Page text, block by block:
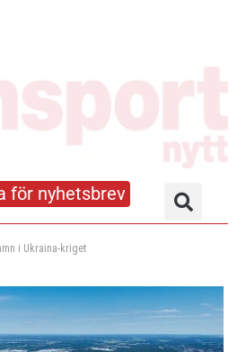
för nyhetsbrev
i Ukraina-kriget